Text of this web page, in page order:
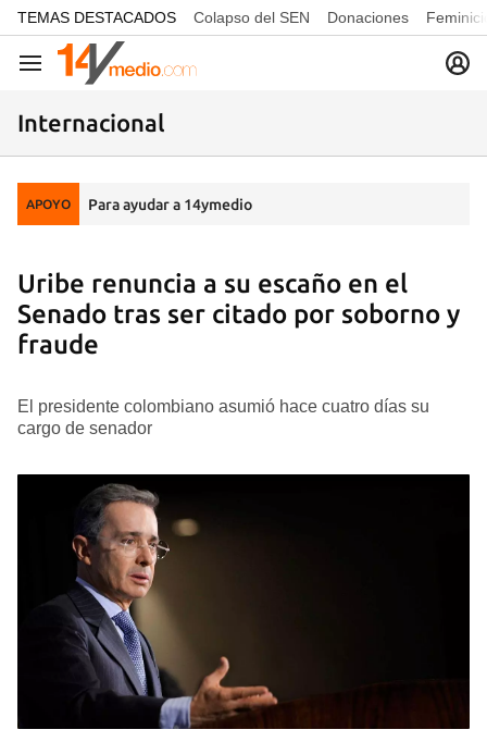
common.go-to-content
TEMAS DESTACADOS Colapso del SEN Donaciones
Navegación
Internacional
APOYO Para ayudar a 14ymedio
Uribe renuncia a su escaño en el
Senado tras ser citado por soborno y
fraude
El presidente colombiano asumió hace cuatro días su
cargo de senador